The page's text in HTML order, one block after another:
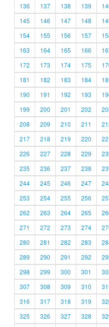
136
137 138 139
145
146 147 148
154
155 156 157
163
164 165 166
172
173 174 175
181
182 183 184
190
191 192 193
199
200 201 202
208
209 210 211
217
218 219 220
226
227 228 229
235
236 237 238
244
245 246 247
253
254 255 256
262
263 264 265
271
272 273 274
280
281 282 283
289
290 291 292
298
299 300 301
307
308 309 310
316
317 318 319
325
326 327 328